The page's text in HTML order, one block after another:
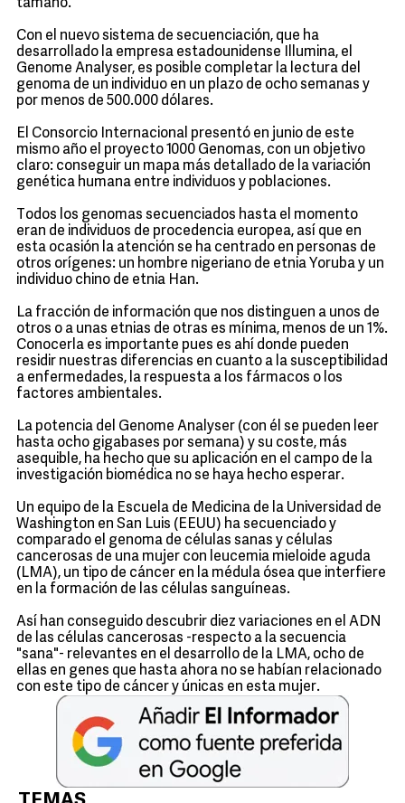
tamaño.
Con el nuevo sistema de secuenciación, que ha
desarrollado la empresa estadounidense Illumina, el
Genome Analyser, es posible completar la lectura del
genoma de un individuo en un plazo de ocho semanas y
por menos de 500.000 dólares.
El Consorcio Internacional presentó en junio de este
mismo año el proyecto 1000 Genomas, con un objetivo
claro: conseguir un mapa más detallado de la variación
genética humana entre individuos y poblaciones.
Todos los genomas secuenciados hasta el momento
eran de individuos de procedencia europea, así que en
esta ocasión la atención se ha centrado en personas de
otros orígenes: un hombre nigeriano de etnia Yoruba y un
individuo chino de etnia Han.
La fracción de información que nos distinguen a unos de
otros o a unas etnias de otras es mínima, menos de un 1%.
Conocerla es importante pues es ahí donde pueden
residir nuestras diferencias en cuanto a la susceptibilidad
a enfermedades, la respuesta a los fármacos o los
factores ambientales.
La potencia del Genome Analyser (con él se pueden leer
hasta ocho gigabases por semana) y su coste, más
asequible, ha hecho que su aplicación en el campo de la
investigación biomédica no se haya hecho esperar.
Un equipo de la Escuela de Medicina de la Universidad de
Washington en San Luis (EEUU) ha secuenciado y
comparado el genoma de células sanas y células
cancerosas de una mujer con leucemia mieloide aguda
(LMA), un tipo de cáncer en la médula ósea que interfiere
en la formación de las células sanguíneas.
Así han conseguido descubrir diez variaciones en el ADN
de las células cancerosas -respecto a la secuencia
"sana"- relevantes en el desarrollo de la LMA, ocho de
ellas en genes que hasta ahora no se habían relacionado
con este tipo de cáncer y únicas en esta mujer.